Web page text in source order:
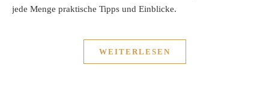
jede Menge praktische Tipps und Einblicke.
WEITERLESEN